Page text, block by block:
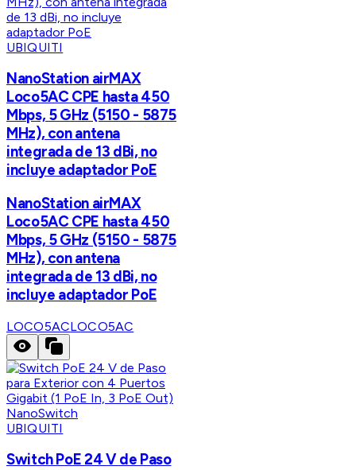
UBIQUITI
NanoStation airMAX
Loco5AC CPE hasta 450
Mbps, 5 GHz (5150 - 5875
MHz), con antena
integrada de 13 dBi, no
incluye adaptador PoE
NanoStation airMAX
Loco5AC CPE hasta 450
Mbps, 5 GHz (5150 - 5875
MHz), con antena
integrada de 13 dBi, no
incluye adaptador PoE
LOCO5ACLOCO5AC
UBIQUITI
Switch PoE 24 V de Paso